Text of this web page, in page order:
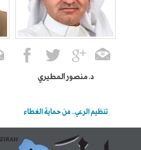
د. منصور المطيري
تنظيم الرعي.. من حماية الغطاء